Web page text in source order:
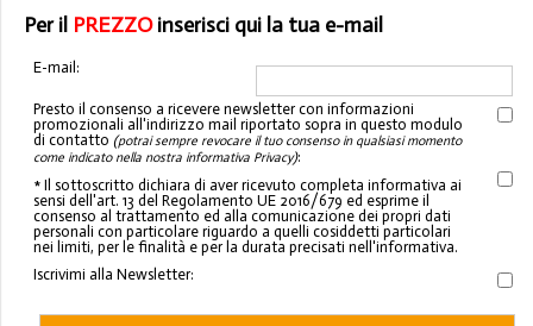
Per il PREZZOinserisci qui la tua e-mail
E-mail:
Presto il consenso a ricevere newsletter con informazioni
promozionali all'indirizzo mail riportato sopra in questo modulo
di contatto (potrai sempre revocare il tuo consenso in qualsiasi momento
come indicato nella nostra informativa Privacy):
* Il sottoscritto dichiara di aver ricevuto completa informativa ai
sensi dell'art. 13 del Regolamento UE 2016/679 ed esprime il
consenso al trattamento ed alla comunicazione dei propri dati
personali con particolare riguardo a quelli cosiddetti particolari
nei limiti, per le finalità e per la durata precisati nell'informativa.
Iscrivimi alla Newsletter: